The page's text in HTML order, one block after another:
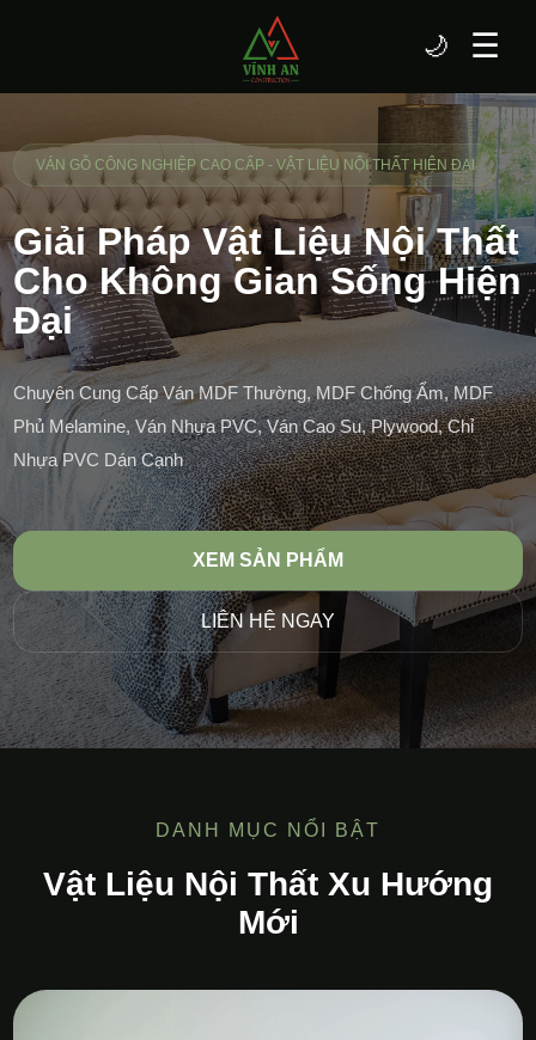
☰
🌙
VÁN GỖ CÔNG NGHIỆP CAO CẤP - VẬT LIỆU NỘI THẤT HIỆN ĐẠI
Giải Pháp Vật Liệu Nội Thất
Cho Không Gian Sống Hiện
Đại
Chuyên Cung Cấp Ván MDF Thường, MDF Chống Ẩm, MDF
Phủ Melamine, Ván Nhựa PVC, Ván Cao Su, Plywood, Chỉ
Nhựa PVC Dán Cạnh
XEM SẢN PHẨM
LIÊN HỆ NGAY
DANH MỤC NỔI BẬT
Vật Liệu Nội Thất Xu Hướng
Mới